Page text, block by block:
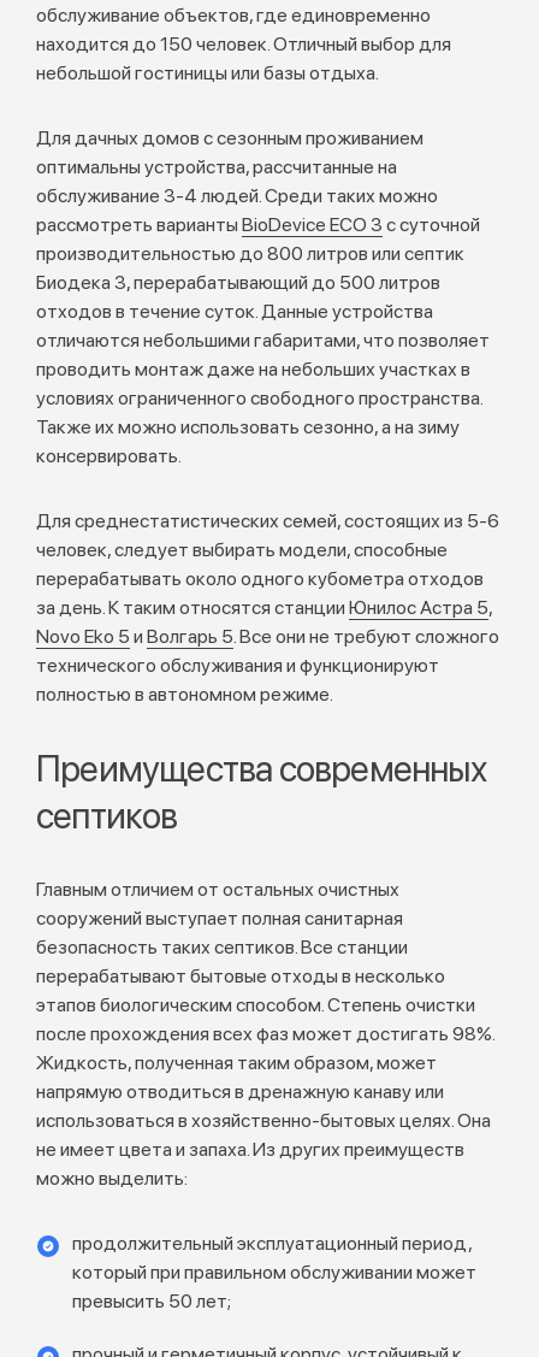
обслуживание объектов, где единовременно
находится до 150 человек. Отличный выбор для
небольшой гостиницы или базы отдыха.
Для дачных домов с сезонным проживанием
оптимальны устройства, рассчитанные на
обслуживание 3-4 людей. Среди таких можно
рассмотреть варианты BioDevice ECO 3 с суточной
производительностью до 800 литров или септик
Биодека 3, перерабатывающий до 500 литров
отходов в течение суток. Данные устройства
отличаются небольшими габаритами, что позволяет
проводить монтаж даже на небольших участках в
условиях ограниченного свободного пространства.
Также их можно использовать сезонно, а на зиму
консервировать.
Для среднестатистических семей, состоящих из 5-6
человек, следует выбирать модели, способные
перерабатывать около одного кубометра отходов
за день. К таким относятся станции Юнилос Астра 5,
Novo Eko 5 и Волгарь 5. Все они не требуют сложного
технического обслуживания и функционируют
полностью в автономном режиме.
Преимущества современных
септиков
Главным отличием от остальных очистных
сооружений выступает полная санитарная
безопасность таких септиков. Все станции
перерабатывают бытовые отходы в несколько
этапов биологическим способом. Степень очистки
после прохождения всех фаз может достигать 98%.
Жидкость, полученная таким образом, может
напрямую отводиться в дренажную канаву или
использоваться в хозяйственно-бытовых целях. Она
не имеет цвета и запаха. Из других преимуществ
можно выделить:
продолжительный эксплуатационный период,
который при правильном обслуживании может
превысить 50 лет;